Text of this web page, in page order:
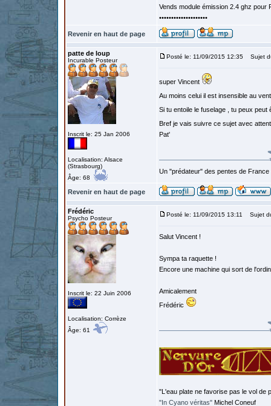
Vends module émission 2.4 ghz
••••••••••••••••••••
Revenir en haut de page
patte de loup
Incurable Posteur
Inscrit le: 25 Jan 2006
Localisation: Alsace
(Strasbourg)
Âge: 68
Posté le: 11/09/2015 12:35 Sujet
super Vincent
Au moins celui il est insensible au
Si tu entoile le fuselage , tu peux
Bref je vais suivre ce sujet avec
Pat'
Un "prédateur" des pentes de
Revenir en haut de page
Frédéric
Psycho Posteur
Inscrit le: 22 Juin 2006
Localisation: Corrèze
Âge: 61
Posté le: 11/09/2015 13:11 Sujet
Salut Vincent !
Sympa ta raquette !
Encore une machine qui sort de
Amicalement
Frédéric
"L'eau plate ne favorise pas le vol de
"In Cyano véritas" Michel Coneuf